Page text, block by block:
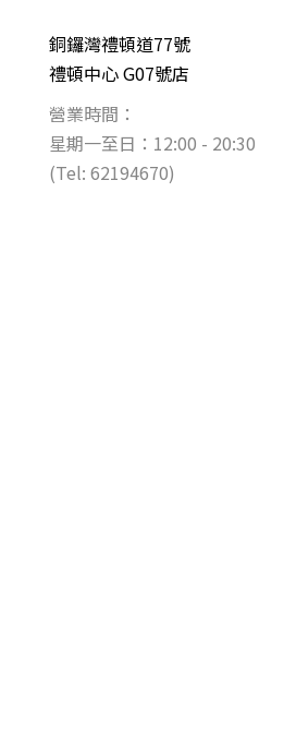
銅鑼灣禮頓道77號
禮頓中心 G07號店
營業時間：
星期一至日：12:00 - 20:30
(Tel: 62194670)